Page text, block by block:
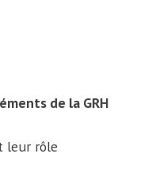
de la GRH
leur rôle